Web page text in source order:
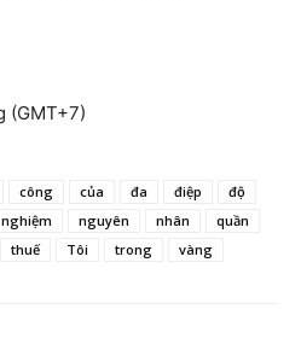
(GMT+7)
công của đa điệp
độ
nghiệm nguyên nhân
quần
thuế Tôi trong vàng